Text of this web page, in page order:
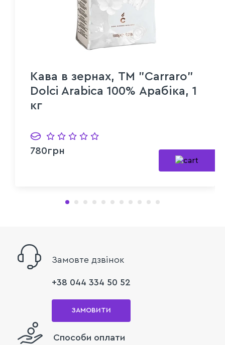
Кава в зернах, ТМ "Carraro"
Dolci Arabica 100% Арабіка, 1
кг
780грн
Замовте дзвінок
+38 044 334 50 52
ЗАМОВИТИ
Способи оплати